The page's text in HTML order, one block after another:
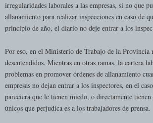
irregularidades laborales a las empresas, si no que
allanamiento para realizar inspecciones en caso de
principio de año, el diario no deje entrar a los
Por eso, en el Ministerio de Trabajo de la Provincia
desentendidos. Mientras en otras ramas, la cartera
problemas en promover órdenes de allanamiento
empresas no dejan entrar a los inspectores, en el
pareciera que le tienen miedo, o directamente
únicos que perjudica es a los trabajadores de prensa.